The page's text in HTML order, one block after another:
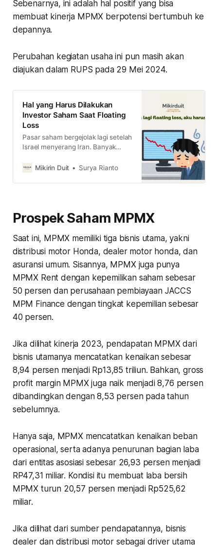
Sebenarnya, ini adalah hal positif yang bisa
membuat kinerja MPMX berpotensi bertumbuh ke
depannya.
Perubahan kegiatan usaha ini pun masih akan
diajukan dalam RUPS pada 29 Mei 2024.
Hal yang Harus Dilakukan
Investor Saham Saat Floating
Loss
Pasar saham bergejolak lagi setelah
Israel menyerang Iran. Banyak
bagus kolaps. Kalau saham
yang harus kita lakukan?
Mikirin Duit Surya Rianto
Prospek Saham MPMX
Saat ini, MPMX memiliki tiga bisnis utama, yakni
distribusi motor Honda, dealer motor honda, dan
asuransi umum. Sisannya, MPMX juga punya
MPMX Rent dengan kepemilikan saham sebesar
50 persen dan perusahaan pembiayaan JACCS
MPM Finance dengan tingkat kepemilian sebesar
40 persen.
Jika dilihat kinerja 2023, pendapatan MPMX dari
bisnis utamanya mencatatkan kenaikan sebesar
8,94 persen menjadi Rp13,85 triliun. Bahkan, gross
profit margin MPMX juga naik menjadi 8,76 persen
dibandingkan dengan 8,53 persen pada tahun
sebelumnya.
Hanya saja, MPMX mencatatkan kenaikan beban
operasional, serta adanya penurunan bagian laba
dari entitas asosiasi sebesar 26,93 persen menjadi
RP47,31 miliar. Kondisi itu membuat laba bersih
MPMX turun 20,57 persen menjadi Rp525,62
miliar.
Jika dilihat dari sumber pendapatannya, bisnis
dealer dan distribusi motor sebagai driver utama